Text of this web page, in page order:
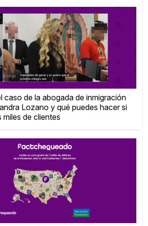
caso de la abogada de inmigración
Lozano y qué puedes hacer si
de clientes